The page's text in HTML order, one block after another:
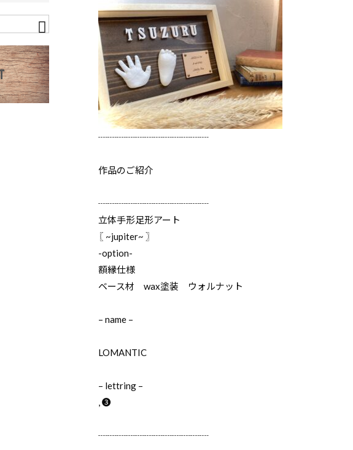
┈┈┈┈┈┈┈┈┈┈┈┈
作品のご紹介
┈┈┈┈┈┈┈┈┈┈┈┈
立体手形足形アート
〖 ~jupiter~ 〗
-option-
額縁仕様
ベース材 wax塗装 ウォルナット
– name –
LOMANTIC
– lettring –
, ❸
┈┈┈┈┈┈┈┈┈┈┈┈